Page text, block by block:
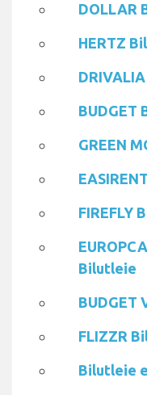
DOLLAR
HERTZ
BUDGET
GREEN
FIREFLY
Bilutleie
BUDGET
FLIZZR
Bilutleie